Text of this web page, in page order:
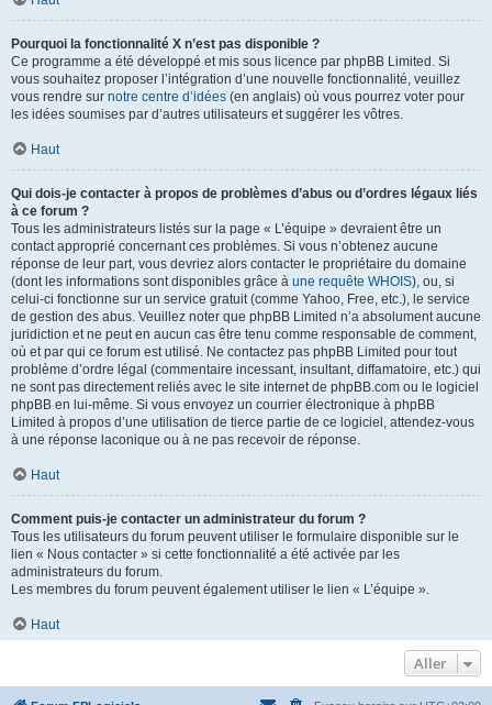
Pourquoi la fonctionnalité X n’est pas disponible ?
Ce programme a été développé et mis sous licence par phpBB Limited. Si
vous souhaitez proposer l’intégration d’une nouvelle fonctionnalité, veuillez
vous rendre sur notre centre d’idées (en anglais) où vous pourrez voter pour
les idées soumises par d’autres utilisateurs et suggérer les vôtres.
Haut
Qui dois-je contacter à propos de problèmes d’abus ou d’ordres légaux liés
à ce forum ?
Tous les administrateurs listés sur la page « L’équipe » devraient être un
contact approprié concernant ces problèmes. Si vous n’obtenez aucune
réponse de leur part, vous devriez alors contacter le propriétaire du domaine
(dont les informations sont disponibles grâce à une requête WHOIS), ou, si
celui-ci fonctionne sur un service gratuit (comme Yahoo, Free, etc.), le service
de gestion des abus. Veuillez noter que phpBB Limited n’a absolument aucune
juridiction et ne peut en aucun cas être tenu comme responsable de comment,
où et par qui ce forum est utilisé. Ne contactez pas phpBB Limited pour tout
problème d’ordre légal (commentaire incessant, insultant, diffamatoire, etc.) qui
ne sont pas directement reliés avec le site internet de phpBB.com ou le logiciel
phpBB en lui-même. Si vous envoyez un courrier électronique à phpBB
Limited à propos d’une utilisation de tierce partie de ce logiciel, attendez-vous
à une réponse laconique ou à ne pas recevoir de réponse.
Haut
Comment puis-je contacter un administrateur du forum ?
Tous les utilisateurs du forum peuvent utiliser le formulaire disponible sur le
lien « Nous contacter » si cette fonctionnalité a été activée par les
administrateurs du forum.
Les membres du forum peuvent également utiliser le lien « L’équipe ».
Haut
Aller